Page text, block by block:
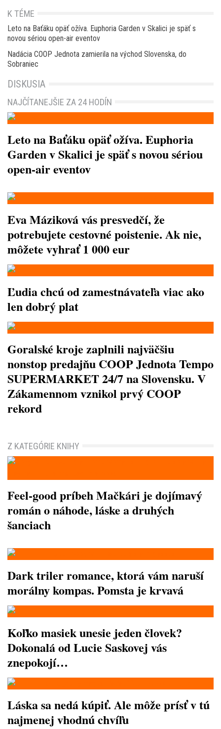
K TÉME
Leto na Baťáku opäť ožíva. Euphoria Garden v Skalici je späť s
novou sériou open-air eventov
Nadácia COOP Jednota zamierila na východ Slovenska, do
Sobraniec
DISKUSIA
NAJČÍTANEJŠIE ZA 24 HODÍN
Leto na Baťáku opäť ožíva. Euphoria
Garden v Skalici je späť s novou sériou
open-air eventov
Eva Máziková vás presvedčí, že
potrebujete cestovné poistenie. Ak nie,
môžete vyhrať 1 000 eur
Ľudia chcú od zamestnávateľa viac ako
len dobrý plat
Goralské kroje zaplnili najväčšiu
nonstop predajňu COOP Jednota Tempo
SUPERMARKET 24/7 na Slovensku. V
Zákamennom vznikol prvý COOP
rekord
Z KATEGÓRIE KNIHY
Feel-good príbeh Mačkári je dojímavý
román o náhode, láske a druhých
šanciach
Dark triler romance, ktorá vám naruší
morálny kompas. Pomsta je krvavá
Koľko masiek unesie jeden človek?
Dokonalá od Lucie Saskovej vás
znepokojí…
Láska sa nedá kúpiť. Ale môže prísť v tú
najmenej vhodnú chvíľu